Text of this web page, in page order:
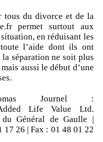
du divorce et de la
permet surtout aux
en réduisant les
l’aide dont ils ont
séparation ne soit plus
aussi le début d’une
Journel :
Life Value Ltd.
Général de Gaulle |
26 | Fax : 01 48 01 22